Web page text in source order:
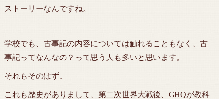
ストーリーなんですね。
学校でも、古事記の内容については触れることもなく、古
事記ってなんなの？って思う人も多いと思います。
それもそのはず。
これも歴史がありまして、第二次世界大戦後、GHQが教科